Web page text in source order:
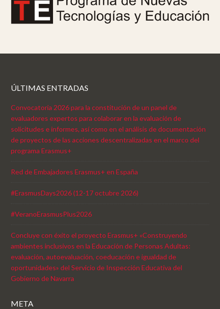
ÚLTIMAS ENTRADAS
Convocatoria 2026 para la constitución de un panel de
evaluadores expertos para colaborar en la evaluación de
solicitudes e informes, así como en el análisis de documentación
de proyectos de las acciones descentralizadas en el marco del
programa Erasmus+
Red de Embajadores Erasmus+ en España
#ErasmusDays2026 (12-17 octubre 2026)
#VeranoErasmusPlus2026
Concluye con éxito el proyecto Erasmus+ «Construyendo
ambientes inclusivos en la Educación de Personas Adultas:
evaluación, autoevaluación, coeducación e igualdad de
oportunidades» del Servicio de Inspección Educativa del
Gobierno de Navarra
META